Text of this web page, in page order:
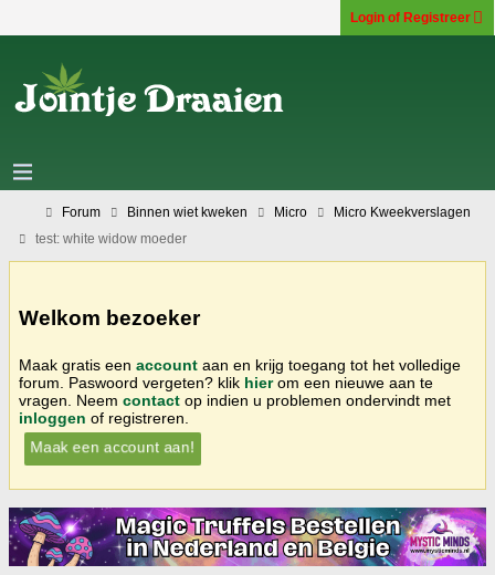
Login of Registreer
Forum Binnen wiet kweken Micro
Micro Kweekverslagen
test: white widow moeder
Welkom bezoeker
Maak gratis een account aan en krijg toegang tot het volledige
forum. Paswoord vergeten? klik hierom een nieuwe aan te
vragen. Neem contact op indien u problemen ondervindt met
inloggen of registreren.
Maak een account aan!